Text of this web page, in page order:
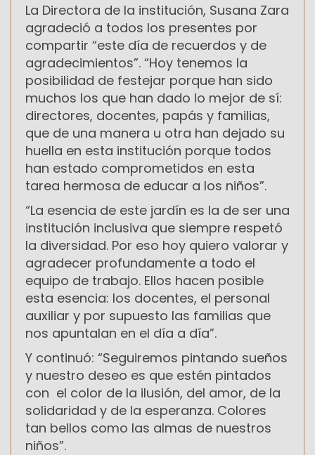
La Directora de la institución, Susana Zara
agradeció a todos los presentes por
compartir “este día de recuerdos y de
agradecimientos”. “Hoy tenemos la
posibilidad de festejar porque han sido
muchos los que han dado lo mejor de sí:
directores, docentes, papás y familias,
que de una manera u otra han dejado su
huella en esta institución porque todos
han estado comprometidos en esta
tarea hermosa de educar a los niños”.
“La esencia de este jardín es la de ser una
institución inclusiva que siempre respetó
la diversidad. Por eso hoy quiero valorar y
agradecer profundamente a todo el
equipo de trabajo. Ellos hacen posible
esta esencia: los docentes, el personal
auxiliar y por supuesto las familias que
nos apuntalan en el día a día”.
Y continuó: “Seguiremos pintando sueños
y nuestro deseo es que estén pintados
con el color de la ilusión, del amor, de la
solidaridad y de la esperanza. Colores
tan bellos como las almas de nuestros
niños”.